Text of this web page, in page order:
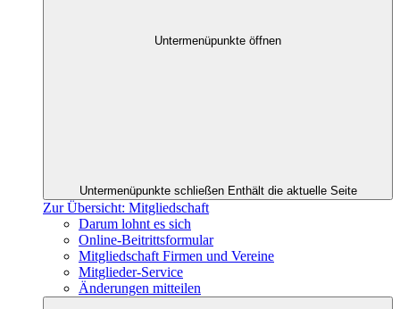
Untermenüpunkte öffnen
Untermenüpunkte schließen Enthält die aktuelle Seite
Zur Übersicht: Mitgliedschaft
Darum lohnt es sich
Online-Beitrittsformular
Mitgliedschaft Firmen und Vereine
Mitglieder-Service
Änderungen mitteilen